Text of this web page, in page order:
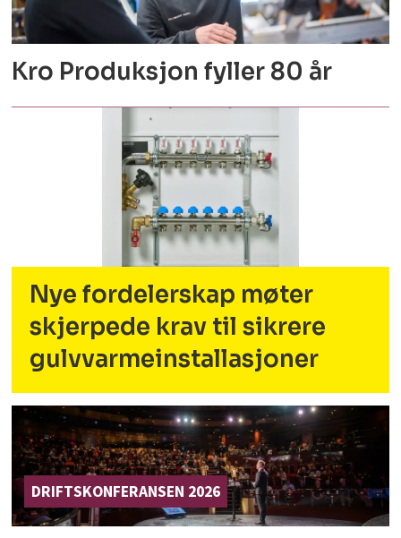
Kro Produksjon fyller 80 år
Nye fordelerskap møter
skjerpede krav til sikrere
gulvvarmeinstallasjoner
DRIFTSKONFERANSEN 2026